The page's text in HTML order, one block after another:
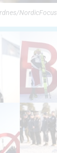
NordicFocus